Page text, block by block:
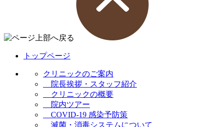
トップページ
クリニックのご案内
院長挨拶・スタッフ紹介
クリニックの概要
院内ツアー
COVID-19 感染予防策
滅菌・消毒システムについて